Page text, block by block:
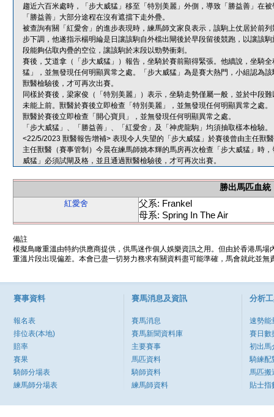
趨近六百米處時，「步大威猛」移至「特別美麗」外側，導致「勝益善」在
「勝益善」大部分途程在沒有遮擋下走外疊。
被查詢有關「紅愛舍」的進步表現時，練馬師文家良表示，該駒上仗居於前
步下調，他遂指示楊明綸是日讓該駒自外檔出閘後於早段留後競跑，以讓該
段能夠佔取內疊的空位，讓該駒於末段以勁勢衝刺。
賽後，艾道拿（「步大威猛」）報告，坐騎於賽前顯得緊張。他續說，坐騎
猛」，並無發現任何明顯異常之處。「步大威猛」為是賽大熱門，小組認為
獸醫檢驗後，才可再次出賽。
同樣於賽後，梁家俊（「特別美麗」）表示，坐騎走勢僅屬一般，並於中段
未能上前。獸醫於賽後立即檢查「特別美麗」，並無發現任何明顯異常之處。
獸醫於賽後立即檢查「開心寶貝」，並無發現任何明顯異常之處。
「步大威猛」、「勝益善」、「紅愛舍」及「神虎龍駒」均須抽取樣本檢驗。
<22/5/2023 獸醫報告增補> 表現令人失望的「步大威猛」於賽後曾由主任獸
主任獸醫（賽事管制）今晨在練馬師姚本輝的馬房再次檢查「步大威猛」時
威猛」必須試閘及格，並且通過獸醫檢驗後，才可再次出賽。
勝出馬匹血統
紅愛舍
父系: Frankel
母系: Spring In The Air
備註
模擬鳥瞰重溫由特約供應商提供，供馬迷作個人娛樂資訊之用。但由於香港馬
重溫片段出現偏差。本會已盡一切努力務求有關資料盡可能準確，馬會就此並
賽事資料
報名表
排位表(本地)
賠率
賽果
騎師分場表
練馬師分場表
賽馬消息及資訊
賽馬消息
賽馬新聞資料庫
主要賽事
馬匹資料
騎師資料
練馬師資料
分析
速勢能
賽日數
初出馬
騎練配
馬匹搬
貼士指